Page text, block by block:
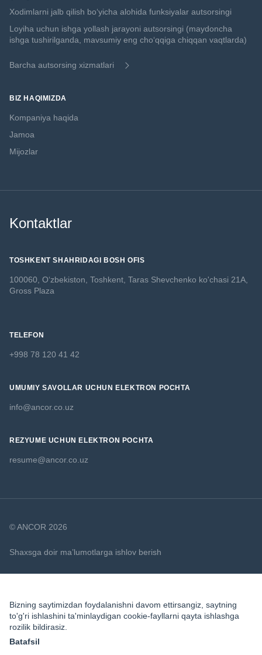
Xodimlarni jalb qilish boʻyicha alohida funksiyalar autsorsingi
Loyiha uchun ishga yollash jarayoni autsorsingi (maydoncha
ishga tushirilganda, mavsumiy eng choʻqqiga chiqqan vaqtlarda)
Barcha autsorsing xizmatlari
BIZ HAQIMIZDA
Kompaniya haqida
Jamoa
Mijozlar
Kontaktlar
TOSHKENT SHAHRIDAGI BOSH OFIS
100060, O‘zbekiston, Toshkent, Taras Shevchenko ko'chasi 21A,
Gross Plaza
TELEFON
+998 78 120 41 42
UMUMIY SAVOLLAR UCHUN ELEKTRON POCHTA
info@ancor.co.uz
REZYUME UCHUN ELEKTRON POCHTA
resume@ancor.co.uz
© ANCOR 2026
Shaxsga doir ma’lumotlarga ishlov berish
Bizning saytimizdan foydalanishni davom ettirsangiz, saytning
to'g'ri ishlashini ta'minlaydigan cookie-fayllarni qayta ishlashga
rozilik bildirasiz.
Batafsil